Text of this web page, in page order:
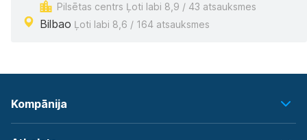
Pilsētas centrs Ļoti labi 8,9 / 43 atsauksmes
Bilbao Ļoti labi 8,6 / 164 atsauksmes
Kompānija